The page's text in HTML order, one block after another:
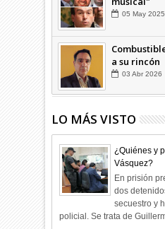
05 May 2025
a su rincón
03 Abr 2026
LO MÁS VISTO
¿Quiénes y
Vásquez?
En prisión
dos
secuestro y
policial. Se trata de